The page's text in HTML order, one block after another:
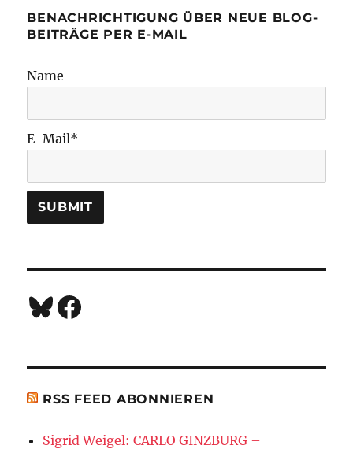
BENACHRICHTIGUNG ÜBER NEUE BLOG-
BEITRÄGE PER E-MAIL
Name
E-Mail*
Bluesky
Facebook
RSS FEED ABONNIEREN
Sigrid Weigel: CARLO GINZBURG –